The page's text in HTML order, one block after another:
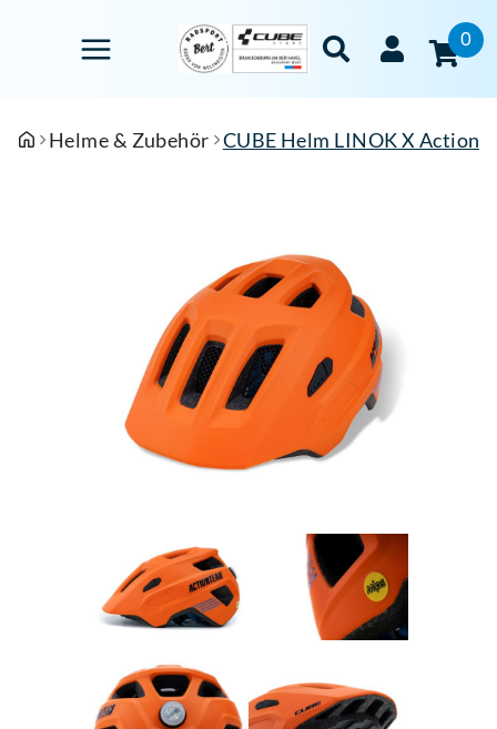
0
Helme & Zubehör CUBE Helm LINOK X